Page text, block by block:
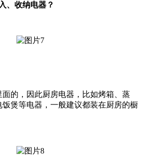
、收纳电器 ？
的，因此厨房电器，比如烤箱、蒸
煲等电器，一般建议都装在厨房的橱